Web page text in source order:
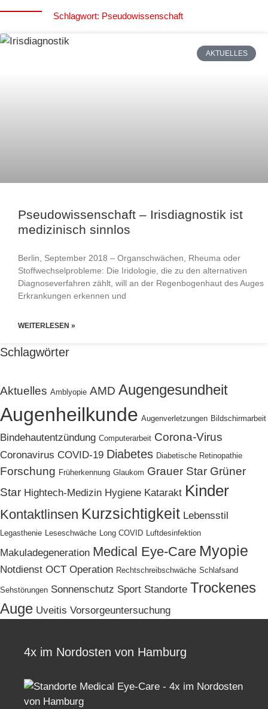
Schlagwort: Pseudowissenschaft
AKTUELLES
Pseudowissenschaft – Irisdiagnostik ist
medizinisch sinnlos
Berlin, September 2018 – Organschwächen, Rheuma oder
Stoffwechselprobleme: Die Iridologie, die zu den alternativen
Diagnoseverfahren zählt, will an der Regenbogenhaut des Auges
Erkrankungen erkennen und
WEITERLESEN »
Schlagwörter
Aktuelles Amblyopie AMD Augengesundheit
Augenheilkunde Augenverletzungen Bildschirmarbeit
Bindehautentzündung Computerarbeit Corona-Virus
Coronavirus COVID-19 Diabetes Diabetische Retinopathie
Forschung Früherkennung Glaukom Grauer Star Grüner
Star Hightech-Medizin Hygiene Katarakt Kinder
Kontaktlinsen Kurzsichtigkeit Lebensstil
Legasthenie Leseschwäche Long COVID Luftdesinfektion
Makuladegeneration Medical Eye-Care Myopie
Notdienst OCT Operation Rechtschreibschwäche Schlafsand
Sehstörungen Sonnenschutz Sport Standorte Trockenes
Auge Uveitis Vorsorgeuntersuchung
4x im Nordosten von Hamburg